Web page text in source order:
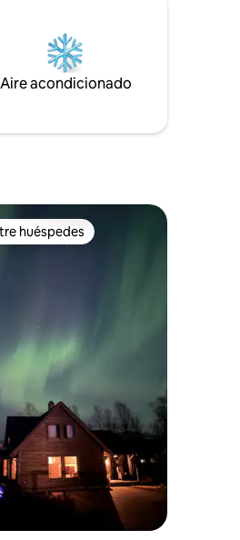
y hervidor de agua. Wifi
5G, TV y espacio de
Aire acondicionado
5, 10 reseñas
preferido
huéspedes